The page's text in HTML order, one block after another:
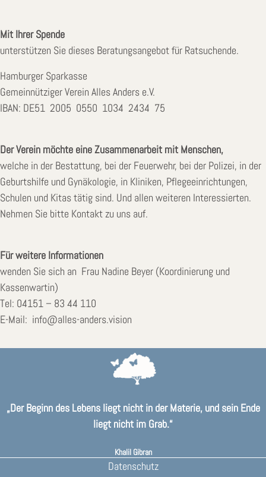
Mit Ihrer Spende
unterstützen Sie dieses Beratungsangebot für Ratsuchende.
Hamburger Sparkasse
Gemeinnütziger Verein Alles Anders e.V.
IBAN: DE51 2005 0550 1034 2434 75
Der Verein möchte eine Zusammenarbeit mit Menschen,
welche in der Bestattung, bei der Feuerwehr, bei der Polizei, in der
Geburtshilfe und Gynäkologie, in Kliniken, Pflegeeinrichtungen,
Schulen und Kitas tätig sind. Und allen weiteren Interessierten.
Nehmen Sie bitte Kontakt zu uns auf.
Für weitere Informationen
wenden Sie sich an Frau Nadine Beyer (Koordinierung und
Kassenwartin)
Tel: 04151 – 83 44 110
E-Mail: info@alles-anders.vision
„Der Beginn des Lebens liegt nicht in der Materie, und sein Ende
liegt nicht im Grab.“
Khalil Gibran
Datenschutz